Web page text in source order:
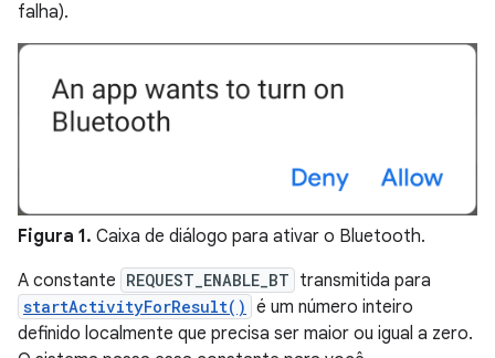
falha).
Figura 1. Caixa de diálogo para ativar o Bluetooth.
A constante REQUEST_ENABLE_BT transmitida para
startActivityForResult() é um número inteiro
definido localmente que precisa ser maior ou igual a zero.